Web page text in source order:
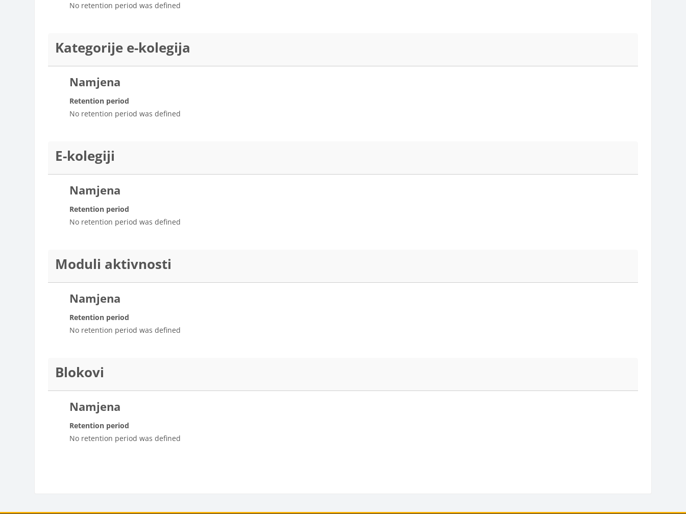
No retention period was defined
Kategorije e-kolegija
Namjena
Retention period
No retention period was defined
E-kolegiji
Namjena
Retention period
No retention period was defined
Moduli aktivnosti
Namjena
Retention period
No retention period was defined
Blokovi
Namjena
Retention period
No retention period was defined